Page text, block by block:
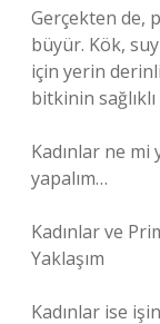
Gerçekten de,
büyür. Kök,
için yerin
bitkinin
Kadınlar ne
yapalım…
Kadınlar ve
Yaklaşım
Kadınlar ise